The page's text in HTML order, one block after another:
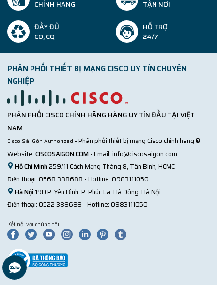
CHÍNH HÃNG
TẬN NƠI
ĐẦY ĐỦ
CO, CQ
HỖ TRỢ
24/7
PHÂN PHỐI THIẾT BỊ MẠNG CISCO UY TÍN CHUYÊN
NGHIỆP
PHÂN PHỐI CISCO CHÍNH HÃNG HÀNG UY TÍN ĐẦU TẠI VIỆT
NAM
Cisco Sài Gòn Authorized - Phân phối thiết bị mạng Cisco chính hãng ®
Website:CISCOSAIGON.COM - Email:info@ciscosaigon.com
Hồ Chí Minh259/11 Cách Mạng Tháng 8, Tân Bình, HCMC
Điện thoại:0568 388688 - Hotline:0983111050
Hà Nội190 P. Yên Bình, P. Phúc La, Hà Đông, Hà Nội
Điện thoại:0522 388688 - Hotline:0983111050
Kết nối với chúng tôi